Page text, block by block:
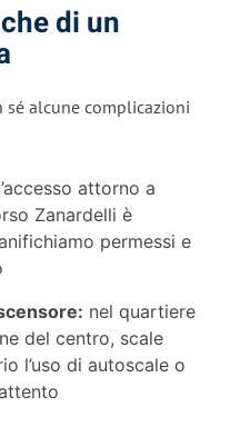
di un
sé alcune complicazioni
attorno a
Zanardelli è
permessi e
nel quartiere
del centro, scale
l’uso di autoscale o